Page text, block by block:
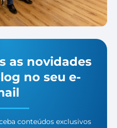
as novidades
no seu e-
conteúdos exclusivos